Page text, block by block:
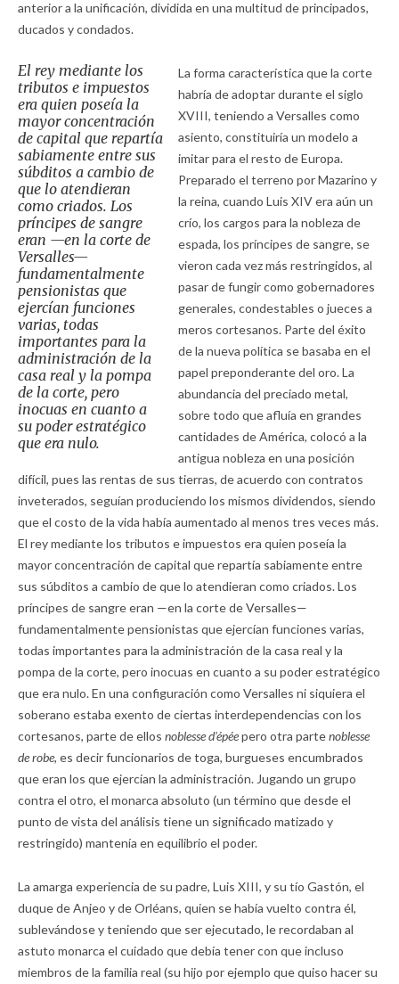
anterior a la unificación, dividida en una multitud de principados,
ducados y condados.
El rey mediante los
tributos e impuestos
era quien poseía la
mayor concentración
de capital que repartía
sabiamente entre sus
súbditos a cambio de
que lo atendieran
como criados. Los
príncipes de sangre
eran —en la corte de
Versalles—
fundamentalmente
pensionistas que
ejercían funciones
varias, todas
importantes para la
administración de la
casa real y la pompa
de la corte, pero
inocuas en cuanto a
su poder estratégico
que era nulo.
La forma característica que la corte
habría de adoptar durante el siglo
XVIII, teniendo a Versalles como
asiento, constituiría un modelo a
imitar para el resto de Europa.
Preparado el terreno por Mazarino y
la reina, cuando Luis XIV era aún un
crío, los cargos para la nobleza de
espada, los príncipes de sangre, se
vieron cada vez más restringidos, al
pasar de fungir como gobernadores
generales, condestables o jueces a
meros cortesanos. Parte del éxito
de la nueva política se basaba en el
papel preponderante del oro. La
abundancia del preciado metal,
sobre todo que afluía en grandes
cantidades de América, colocó a la
antigua nobleza en una posición
difícil, pues las rentas de sus tierras, de acuerdo con contratos
inveterados, seguían produciendo los mismos dividendos, siendo
que el costo de la vida había aumentado al menos tres veces más.
El rey mediante los tributos e impuestos era quien poseía la
mayor concentración de capital que repartía sabiamente entre
sus súbditos a cambio de que lo atendieran como criados. Los
príncipes de sangre eran —en la corte de Versalles—
fundamentalmente pensionistas que ejercían funciones varias,
todas importantes para la administración de la casa real y la
pompa de la corte, pero inocuas en cuanto a su poder estratégico
que era nulo. En una configuración como Versalles ni siquiera el
soberano estaba exento de ciertas interdependencias con los
cortesanos, parte de ellos noblesse d’épéepero otra partenoblesse
de robe, es decir funcionarios de toga, burgueses encumbrados
que eran los que ejercían la administración. Jugando un grupo
contra el otro, el monarca absoluto (un término que desde el
punto de vista del análisis tiene un significado matizado y
restringido) mantenía en equilibrio el poder.
La amarga experiencia de su padre, Luis XIII, y su tío Gastón, el
duque de Anjeo y de Orléans, quien se había vuelto contra él,
sublevándose y teniendo que ser ejecutado, le recordaban al
astuto monarca el cuidado que debía tener con que incluso
miembros de la familia real (su hijo por ejemplo que quiso hacer su